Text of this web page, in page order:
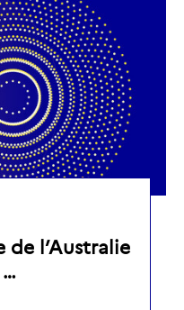
l’Australie
…